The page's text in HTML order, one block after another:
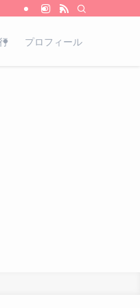
プロフィール